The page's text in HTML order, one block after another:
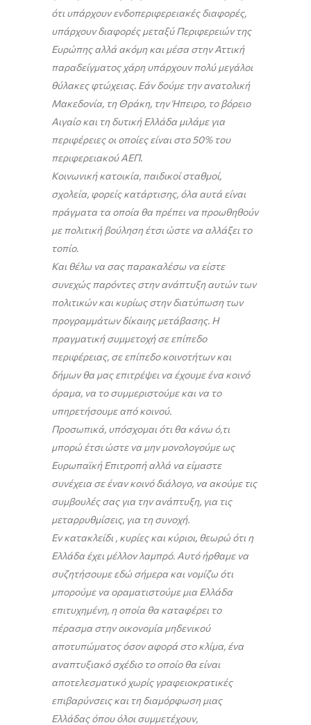
ότι υπάρχουν ενδοπεριφερειακές διαφορές,
υπάρχουν διαφορές μεταξύ Περιφερειών της
Ευρώπης αλλά ακόμη και μέσα στην Αττική
παραδείγματος χάρη υπάρχουν πολύ μεγάλοι
θύλακες φτώχειας. Εάν δούμε την ανατολική
Μακεδονία, τη Θράκη, την Ήπειρο, το βόρειο
Αιγαίο και τη δυτική Ελλάδα μιλάμε για
περιφέρειες οι οποίες είναι στο 50% του
περιφερειακού ΑΕΠ.
Κοινωνική κατοικία, παιδικοί σταθμοί,
σχολεία, φορείς κατάρτισης, όλα αυτά είναι
πράγματα τα οποία θα πρέπει να προωθηθούν
με πολιτική βούληση έτσι ώστε να αλλάξει το
τοπίο.
Και θέλω να σας παρακαλέσω να είστε
συνεχώς παρόντες στην ανάπτυξη αυτών των
πολιτικών και κυρίως στην διατύπωση των
προγραμμάτων δίκαιης μετάβασης. Η
πραγματική συμμετοχή σε επίπεδο
περιφέρειας, σε επίπεδο κοινοτήτων και
δήμων θα μας επιτρέψει να έχουμε ένα κοινό
όραμα, να το συμμεριστούμε και να το
υπηρετήσουμε από κοινού.
Προσωπικά, υπόσχομαι ότι θα κάνω ό,τι
μπορώ έτσι ώστε να μην μονολογούμε ως
Ευρωπαϊκή Επιτροπή αλλά να είμαστε
συνέχεια σε έναν κοινό διάλογο, να ακούμε τις
συμβουλές σας για την ανάπτυξη, για τις
μεταρρυθμίσεις, για τη συνοχή.
Εν κατακλείδι , κυρίες και κύριοι, θεωρώ ότι η
Ελλάδα έχει μέλλον λαμπρό. Αυτό ήρθαμε να
συζητήσουμε εδώ σήμερα και νομίζω ότι
μπορούμε να οραματιστούμε μια Ελλάδα
επιτυχημένη, η οποία θα καταφέρει το
πέρασμα στην οικονομία μηδενικού
αποτυπώματος όσον αφορά στο κλίμα, ένα
αναπτυξιακό σχέδιο το οποίο θα είναι
αποτελεσματικό χωρίς γραφειοκρατικές
επιβαρύνσεις και τη διαμόρφωση μιας
Ελλάδας όπου όλοι συμμετέχουν,